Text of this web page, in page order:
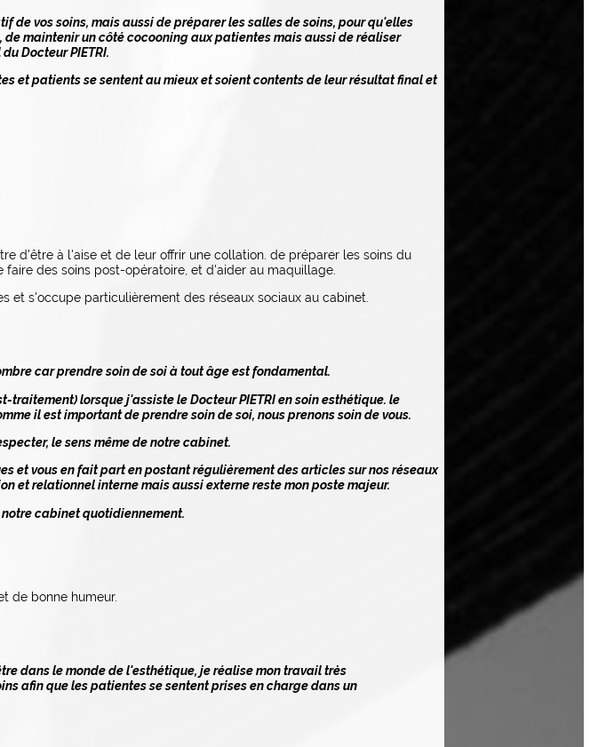
de vos soins, mais aussi de préparer les salles de soins, pour qu'elles
maintenir un côté cocooning aux patientes mais aussi de réaliser
Docteur PIETRI.
et patients se sentent au mieux et soient contents de leur résultat final et
d'être à l'aise et de leur offrir une collation. de préparer les soins du
faire des soins post-opératoire, et d'aider au maquillage.
et s'occupe particulièrement des réseaux sociaux au cabinet.
car prendre soin de soi à tout âge est fondamental.
lorsque j'assiste le Docteur PIETRI en soin esthétique. le
il est important de prendre soin de soi, nous prenons soin de vous.
le sens même de notre cabinet.
et vous en fait part en postant régulièrement des articles sur nos réseaux
et relationnel interne mais aussi externe reste mon poste majeur.
cabinet quotidiennement.
de bonne humeur.
dans le monde de l'esthétique, je réalise mon travail très
afin que les patientes se sentent prises en charge dans un